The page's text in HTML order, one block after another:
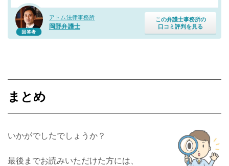
回答者
アトム法律事務所
岡野弁護士
この弁護士事務所の
口コミ評判を見る
まとめ
いかがでしたでしょうか？
最後までお読みいただけた方には、